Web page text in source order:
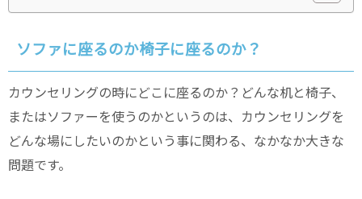
ソファに座るのか椅子に座るのか？
カウンセリングの時にどこに座るのか？どんな机と椅子、
またはソファーを使うのかというのは、カウンセリングを
どんな場にしたいのかという事に関わる、なかなか大きな
問題です。